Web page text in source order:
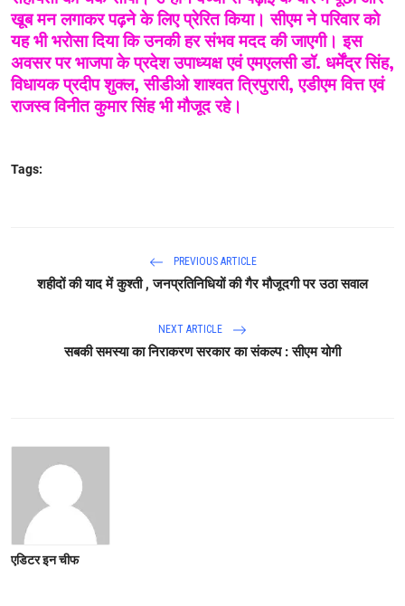
खूब मन लगाकर पढ़ने के लिए प्रेरित किया। सीएम ने परिवार को
यह भी भरोसा दिया कि उनकी हर संभव मदद की जाएगी। इस
अवसर पर भाजपा के प्रदेश उपाध्यक्ष एवं एमएलसी डॉ. धर्मेंद्र सिंह,
विधायक प्रदीप शुक्ल, सीडीओ शाश्वत त्रिपुरारी, एडीएम वित्त एवं
राजस्व विनीत कुमार सिंह भी मौजूद रहे।
Tags:
PREVIOUS ARTICLE
शहीदों की याद में कुश्ती , जनप्रतिनिधियों की गैर मौजूदगी पर उठा सवाल
NEXT ARTICLE
सबकी समस्या का निराकरण सरकार का संकल्प : सीएम योगी
एडिटर इन चीफ